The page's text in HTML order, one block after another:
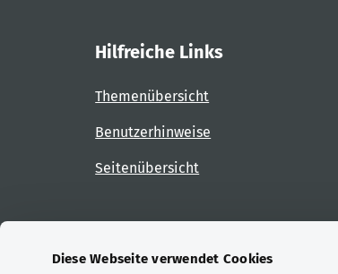
Diese Webseite verwendet Cookies
Hilfreiche Links
Themenübersicht
Benutzerhinweise
Seitenübersicht